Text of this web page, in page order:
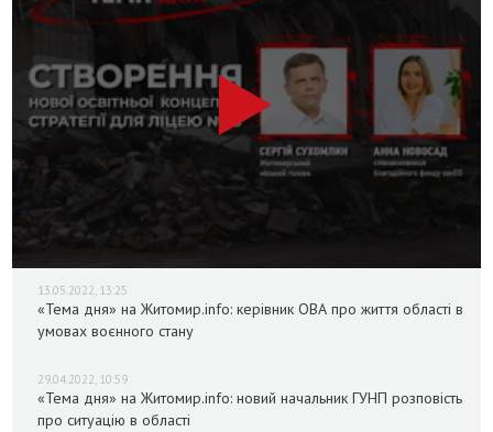
13.05.2022, 13:25
«Тема дня» на Житомир.info: керівник ОВА про життя області в
умовах воєнного стану
29.04.2022, 10:59
«Тема дня» на Житомир.info: новий начальник ГУНП розповість
про ситуацію в області